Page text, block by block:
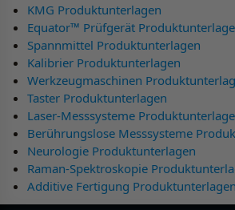
KMG Produktunterlagen
Equator™ Prüfgerät
Spannmittel Produktunterlagen
Kalibrier Produktunterlagen
Werkzeugmaschinen
Taster Produktunterlagen
Laser-Messsysteme
Berührungslose Messsysteme
Neurologie Produktunterlagen
Raman-Spektroskopie
Additive Fertigung Produktunterlagen